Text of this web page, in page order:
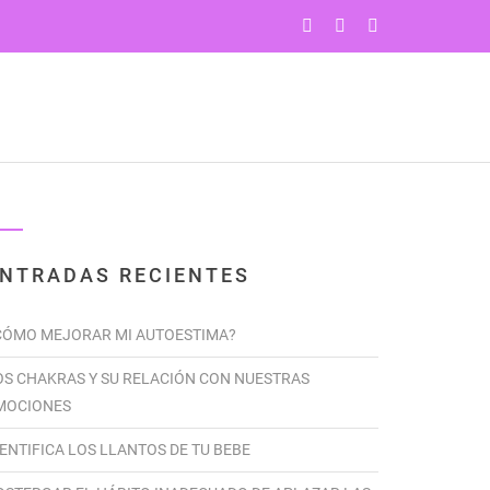
RECIENTES
MEJORAR MI AUTOESTIMA?
CHAKRAS Y SU RELACIÓN CON NUESTRAS
LOS LLANTOS DE TU BEBE